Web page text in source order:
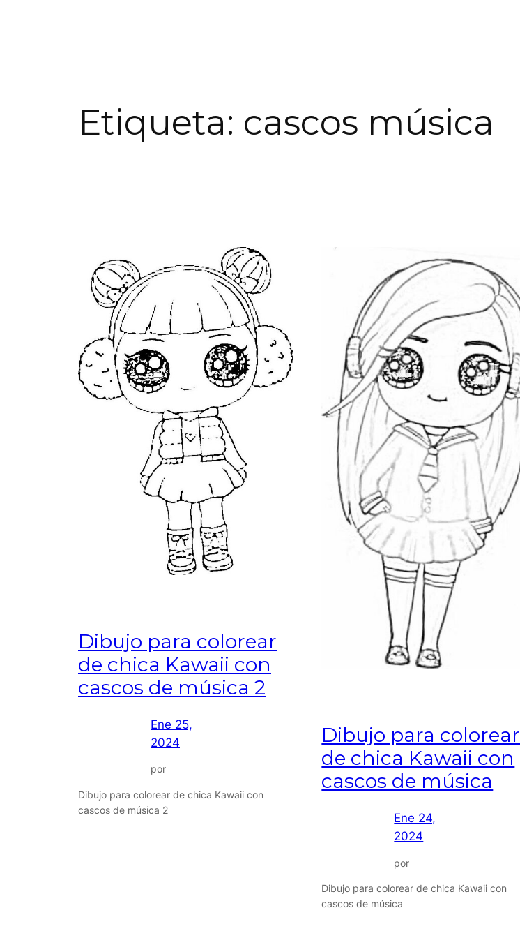
Etiqueta: cascos música
Dibujo para colorear
de chica Kawaii con
cascos de música 2
Ene 25,
2024
por
Dibujo para colorear de chica Kawaii con
cascos de música 2
Dibujo para colorear
de chica Kawaii con
cascos de música
Ene 24,
2024
por
Dibujo para colorear de chica Kawaii con
cascos de música